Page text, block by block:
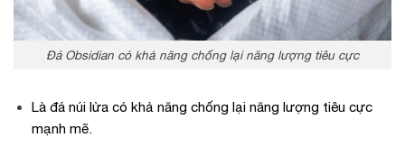
Đá Obsidian có khả năng chống lại năng lượng tiêu cực
Là đá núi lửa có khả năng chống lại năng lượng tiêu cực
mạnh mẽ.